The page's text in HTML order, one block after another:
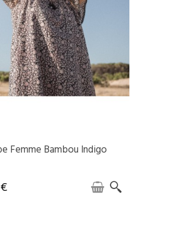
DISPONIBLE
Femme Bambou Indigo